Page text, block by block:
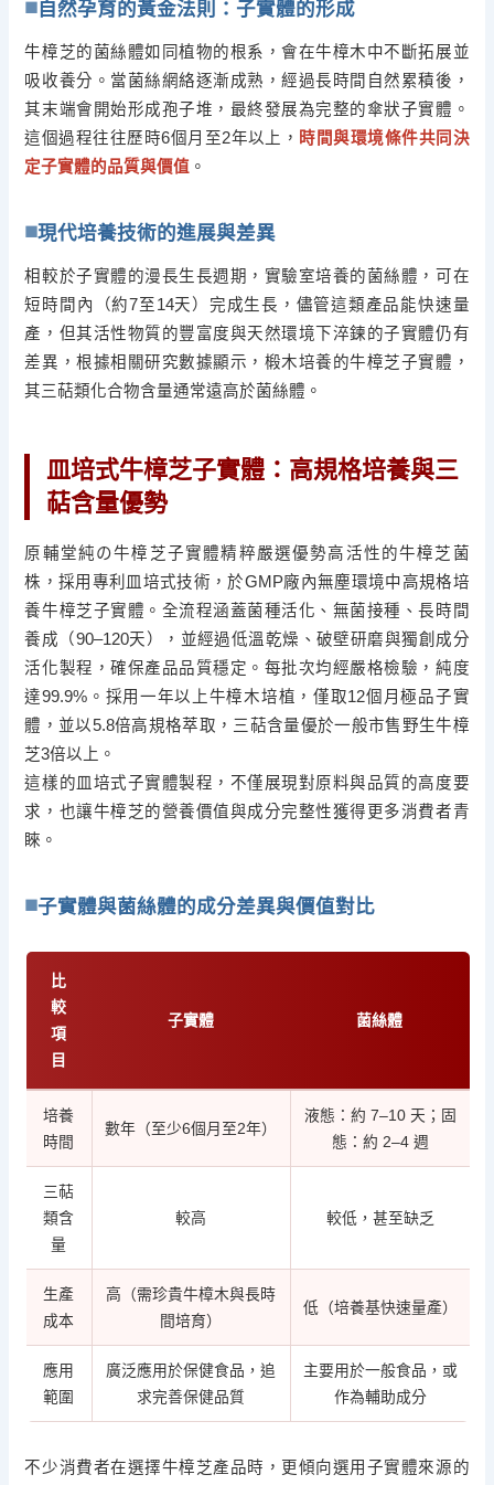
自然孕育的黃金法則：子實體的形成
牛樟芝的菌絲體如同植物的根系，會在牛樟木中不斷拓展並
吸收養分。當菌絲網絡逐漸成熟，經過長時間自然累積後，
其末端會開始形成孢子堆，最終發展為完整的傘狀子實體。
這個過程往往歷時6個月至2年以上， 時間與環境條件共同決
定子實體的品質與價值 。
現代培養技術的進展與差異
相較於子實體的漫長生長週期，實驗室培養的菌絲體，可在
短時間內（約7至14天）完成生長，儘管這類產品能快速量
產，但其活性物質的豐富度與天然環境下淬鍊的子實體仍有
差異，根據相關研究數據顯示，椴木培養的牛樟芝子實體，
其三萜類化合物含量通常遠高於菌絲體。
皿培式牛樟芝子實體：高規格培養與三
萜含量優勢
原輔堂純の牛樟芝子實體精粹嚴選優勢高活性的牛樟芝菌
株，採用專利皿培式技術，於GMP廠內無塵環境中高規格培
養牛樟芝子實體。全流程涵蓋菌種活化、無菌接種、長時間
養成（90–120天），並經過低溫乾燥、破壁研磨與獨創成分
活化製程，確保產品品質穩定。每批次均經嚴格檢驗，純度
達99.9%。採用一年以上牛樟木培植，僅取12個月極品子實
體，並以5.8倍高規格萃取，三萜含量優於一般市售野生牛樟
芝3倍以上。
這樣的皿培式子實體製程，不僅展現對原料與品質的高度要
求，也讓牛樟芝的營養價值與成分完整性獲得更多消費者青
睞。
子實體與菌絲體的成分差異與價值對比
比
較
項
目
子實體 菌絲體
培養
時間
數年（至少6個月至2年）
液態：約 7–10 天；固
態：約 2–4 週
三萜
類含
量
較高 較低，甚至缺乏
生產
成本
高（需珍貴牛樟木與長時
間培育）
低（培養基快速量產）
應用
範圍
廣泛應用於保健食品，追
求完善保健品質
主要用於一般食品，或
作為輔助成分
不少消費者在選擇牛樟芝產品時，更傾向選用子實體來源的